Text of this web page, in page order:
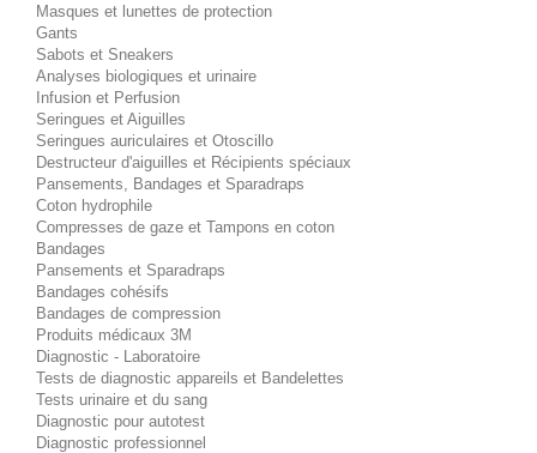
Masques et lunettes de protection
Gants
Sabots et Sneakers
Analyses biologiques et urinaire
Infusion et Perfusion
Seringues et Aiguilles
Seringues auriculaires et Otoscillo
Destructeur d'aiguilles et Récipients spéciaux
Pansements, Bandages et Sparadraps
Coton hydrophile
Compresses de gaze et Tampons en coton
Bandages
Pansements et Sparadraps
Bandages cohésifs
Bandages de compression
Produits médicaux 3M
Diagnostic - Laboratoire
Tests de diagnostic appareils et Bandelettes
Tests urinaire et du sang
Diagnostic pour autotest
Diagnostic professionnel